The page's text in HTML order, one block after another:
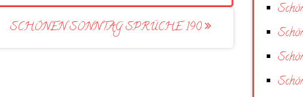
SCHÖNEN SONNTAG SPRÜCHE 190